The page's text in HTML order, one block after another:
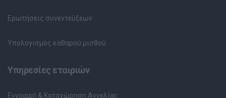
Ερωτήσεις συνεντεύξεων
Υπολογισμός καθαρού μισθού
Υπηρεσίες εταιριών
Εγγραφή & Καταχώρηση Αγγελίας